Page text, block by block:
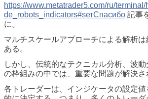
https://www.metatrader5.com/ru/
de_robots_indicators#ѕетСпасибо 記事
に。
マルチスケールアプローチによる解析
ある。
しかし、伝統的なテクニカル分析、波
の枠組みの中では、重要な問題が解決さ
各トレーダーは、インジケータの設定